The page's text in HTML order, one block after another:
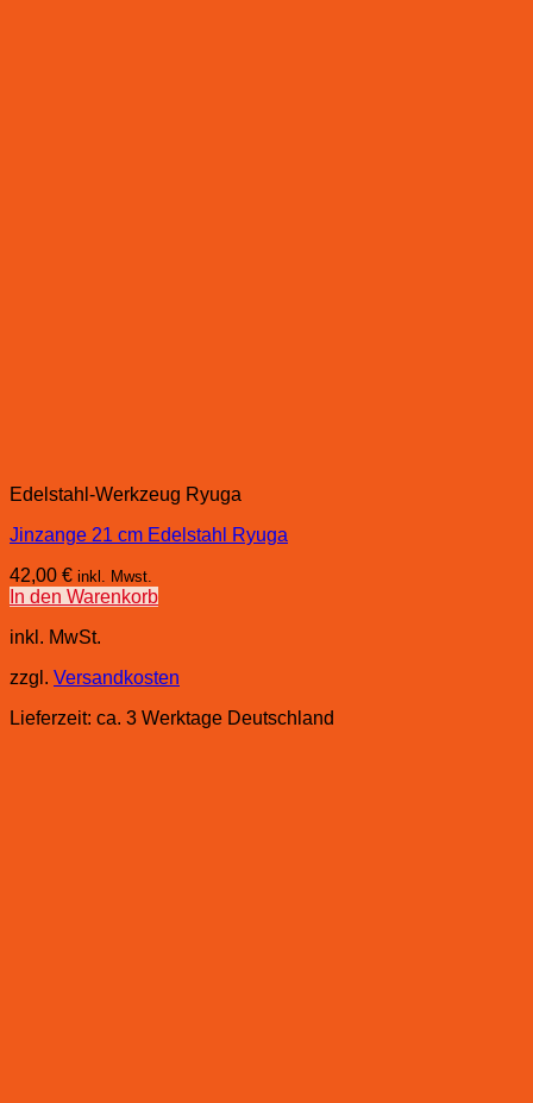
Edelstahl-Werkzeug Ryuga
Jinzange 21 cm Edelstahl Ryuga
42,00 € inkl. Mwst.
In den Warenkorb
inkl. MwSt.
zzgl. Versandkosten
Lieferzeit: ca. 3 Werktage Deutschland